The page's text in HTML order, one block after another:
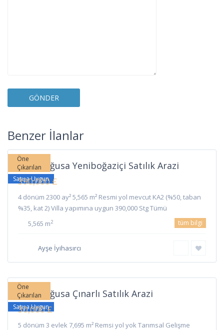
Benzer İlanlar
Gazimağusa
Öne
Çıkarılan
Satışa Uygun
Gazimağusa Yeniboğaziçi Satılık Arazi
390,000 £
4 dönüm 2300 ay² 5,565 m² Resmi yol mevcut KA2 (%50, taban
%35, kat 2) Villa yapımına uygun 390,000 Stg Tümü
5,565 m2 tüm bilgi
Ayşe İyihasırcı
Öne
Çıkarılan
Satışa Uygun
Gazimağusa Çınarlı Satılık Arazi
30,000 £
5 dönüm 3 evlek 7,695 m² Remsi yol yok Tarımsal Gelişme